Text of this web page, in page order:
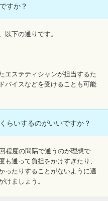
すか？
以下の通りです。
エステティシャンが担当するた
バイスなどを受けることも可能
らいするのがいいですか？
程度の間隔で通うのが理想で
通って負担をかけすぎたり、
ったりすることがないように適
けましょう。